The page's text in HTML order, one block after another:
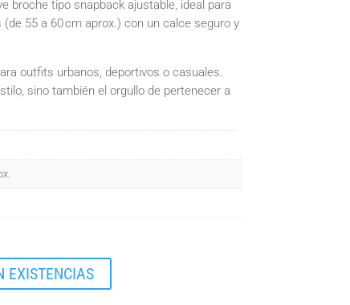
broche tipo snapback ajustable, ideal para
55 a 60 cm aprox.) con un calce seguro y
outfits urbanos, deportivos o casuales.
sino también el orgullo de pertenecer a
EXISTENCIAS